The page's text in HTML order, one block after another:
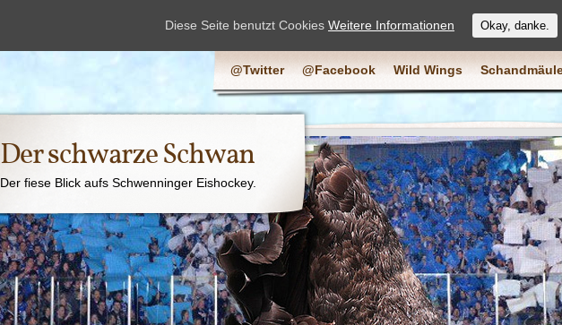
@Twitter @Facebook Wild Wings
Der schwarze Schwan
Der fiese Blick aufs Schwenninger Eishockey.
Diese Seite benutzt Cookies Weitere Informationen Okay, danke.